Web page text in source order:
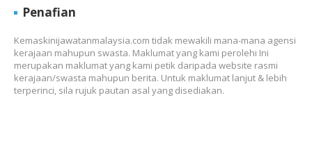
Penafian
Kemaskinijawatanmalaysia.com tidak mewakili mana-mana agensi
kerajaan mahupun swasta. Maklumat yang kami perolehi Ini
merupakan maklumat yang kami petik daripada website rasmi
kerajaan/swasta mahupun berita. Untuk maklumat lanjut & lebih
terperinci, sila rujuk pautan asal yang disediakan.